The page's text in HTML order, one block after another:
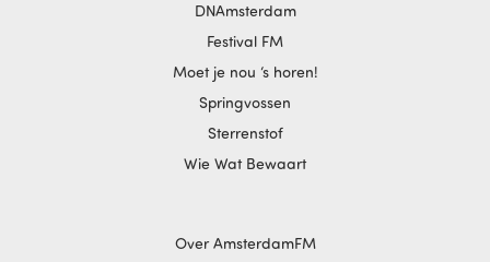
DNAmsterdam
Festival FM
Moet je nou ‘s horen!
Springvossen
Sterrenstof
Wie Wat Bewaart
Over AmsterdamFM